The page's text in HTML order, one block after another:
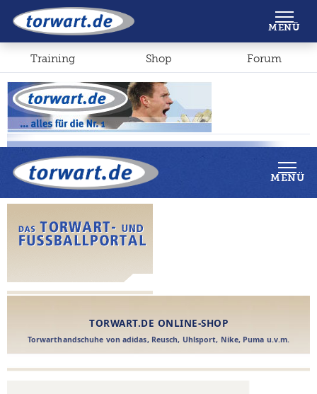
Shop Forum
MENÜ